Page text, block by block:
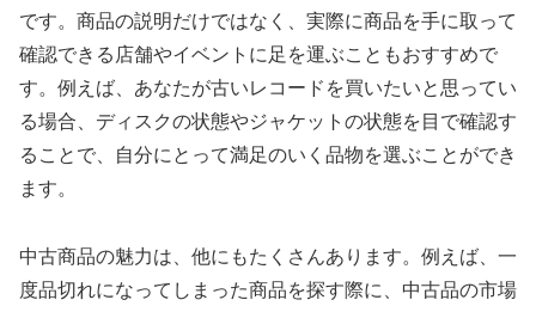
です。商品の説明だけではなく、実際に商品を手に取って
確認できる店舗やイベントに足を運ぶこともおすすめで
す。例えば、あなたが古いレコードを買いたいと思ってい
る場合、ディスクの状態やジャケットの状態を目で確認す
ることで、自分にとって満足のいく品物を選ぶことができ
ます。
中古商品の魅力は、他にもたくさんあります。例えば、一
度品切れになってしまった商品を探す際に、中古品の市場